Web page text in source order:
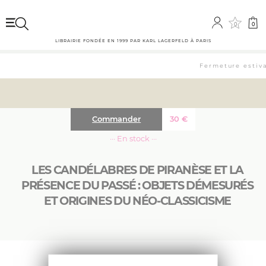
0 0
LIBRAIRIE FONDÉE EN 1999 PAR KARL LAGERFELD À PARIS
Fermeture
LES CANDÉLABRES DE PIRANÈSE ET LA
PRÉSENCE DU PASSÉ : OBJETS DÉMESURÉS
ET ORIGINES DU NÉO-CLASSICISME
30 €
Commander
··· En stock ···